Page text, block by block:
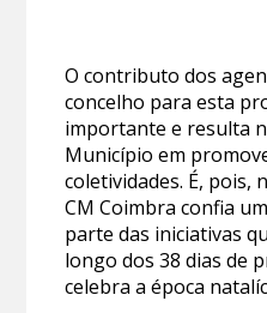
O contributo dos
concelho para esta
importante e resulta
Município em
coletividades. É, pois,
CM Coimbra confia
parte das iniciativas
longo dos 38 dias de
celebra a época